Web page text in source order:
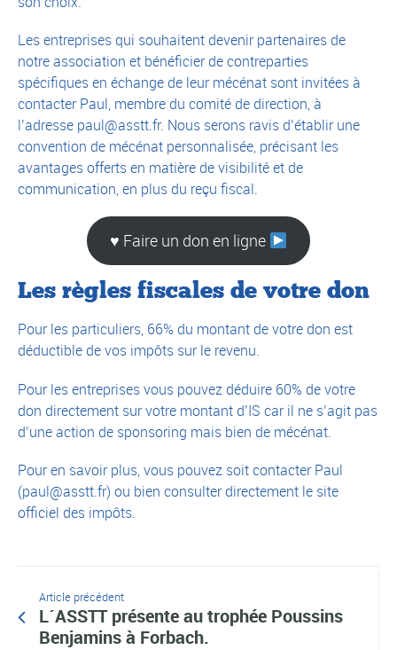
Les entreprises qui souhaitent devenir partenaires de
notre association et bénéficier de contreparties
spécifiques en échange de leur mécénat sont invitées à
contacter Paul, membre du comité de direction, à
l’adresse paul@asstt.fr. Nous serons ravis d’établir une
convention de mécénat personnalisée, précisant les
avantages offerts en matière de visibilité et de
communication, en plus du reçu fiscal.
♥ Faire un don en ligne
Les règles fiscales de votre don
Pour les particuliers, 66% du montant de votre don est
déductible de vos impôts sur le revenu.
Pour les entreprises vous pouvez déduire 60% de votre
don directement sur votre montant d’IS car il ne s’agit pas
d’une action de sponsoring mais bien de mécénat.
Pour en savoir plus, vous pouvez soit contacter Paul
(paul@asstt.fr) ou bien consulter directement le site
officiel des impôts.
Article précédent
L´ASSTT présente au trophée Poussins
Benjamins à Forbach.